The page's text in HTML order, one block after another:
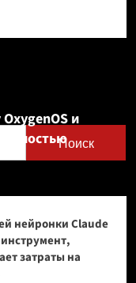
Поиск
и
нейронки Claude
затраты на